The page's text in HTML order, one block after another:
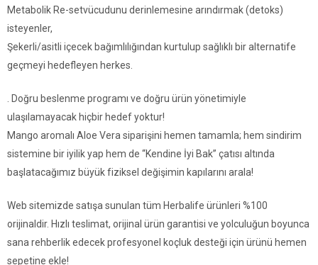
Metabolik Re-setvücudunu derinlemesine arındırmak (detoks)
isteyenler,
Şekerli/asitli içecek bağımlılığından kurtulup sağlıklı bir alternatife
geçmeyi hedefleyen herkes.
. Doğru beslenme programı ve doğru ürün yönetimiyle
ulaşılamayacak hiçbir hedef yoktur!
Mango aromalı Aloe Vera siparişini hemen tamamla; hem sindirim
sistemine bir iyilik yap hem de “Kendine İyi Bak” çatısı altında
başlatacağımız büyük fiziksel değişimin kapılarını arala!
Web sitemizde satışa sunulan tüm Herbalife ürünleri %100
orijinaldir. Hızlı teslimat, orijinal ürün garantisi ve yolculuğun boyunca
sana rehberlik edecek profesyonel koçluk desteği için ürünü hemen
sepetine ekle!